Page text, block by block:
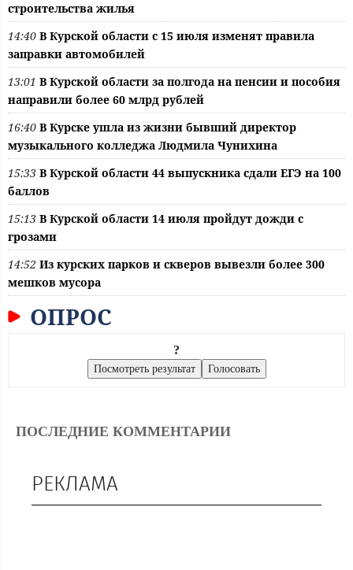
строительства жилья
14:40 В Курской области с 15 июля изменят правила
заправки автомобилей
13:01 В Курской области за полгода на пенсии и пособия
направили более 60 млрд рублей
16:40 В Курске ушла из жизни бывший директор
музыкального колледжа Людмила Чунихина
15:33 В Курской области 44 выпускника сдали ЕГЭ на 100
баллов
15:13 В Курской области 14 июля пройдут дожди с
грозами
14:52 Из курских парков и скверов вывезли более 300
мешков мусора
ОПРОС
?
ПОСЛЕДНИЕ КОММЕНТАРИИ
РЕКЛАМА